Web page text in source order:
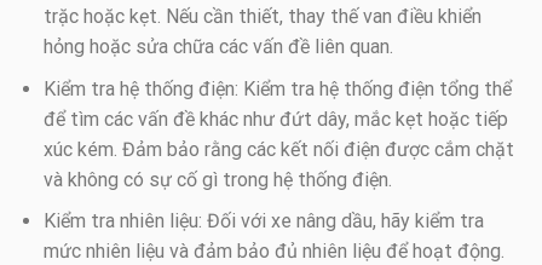
trặc hoặc kẹt. Nếu cần thiết, thay thế van điều khiển
hỏng hoặc sửa chữa các vấn đề liên quan.
Kiểm tra hệ thống điện: Kiểm tra hệ thống điện tổng thể
để tìm các vấn đề khác như đứt dây, mắc kẹt hoặc tiếp
xúc kém. Đảm bảo rằng các kết nối điện được cắm chặt
và không có sự cố gì trong hệ thống điện.
Kiểm tra nhiên liệu: Đối với xe nâng dầu, hãy kiểm tra
mức nhiên liệu và đảm bảo đủ nhiên liệu để hoạt động.